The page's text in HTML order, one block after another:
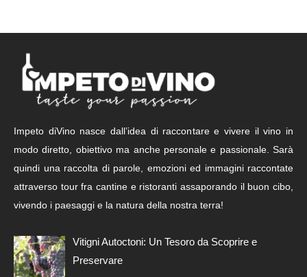
Impeto diVino nasce dall’idea di raccontare e vivere il vino in
modo diretto, obiettivo ma anche personale e passionale. Sarà
quindi una raccolta di parole, emozioni ed immagini raccontate
attraverso tour fra cantine e ristoranti assaporando il buon cibo,
vivendo i paesaggi e la natura della nostra terra!
Vitigni Autoctoni: Un Tesoro da Scoprire e
Preservare